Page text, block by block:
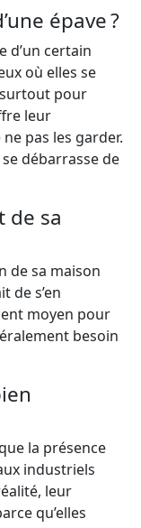
épave ?
d’un certain
où elles se
pour
leur
pas les garder.
débarrasse de
de sa
de sa maison
de s’en
moyen pour
besoin
la présence
industriels
leur
qu’elles